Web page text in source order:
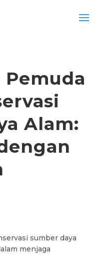
Alam:
sumber daya
menjaga